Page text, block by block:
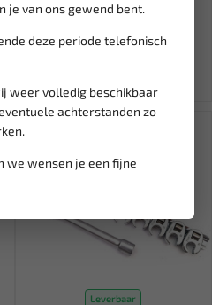
je van ons gewend bent.
deze periode telefonisch
weer volledig beschikbaar
achterstanden zo
we wensen je een fijne
Leverbaar